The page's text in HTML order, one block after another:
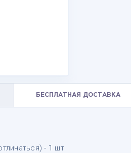
БЕСПЛАТНАЯ ДОСТАВКА
- 1 шт